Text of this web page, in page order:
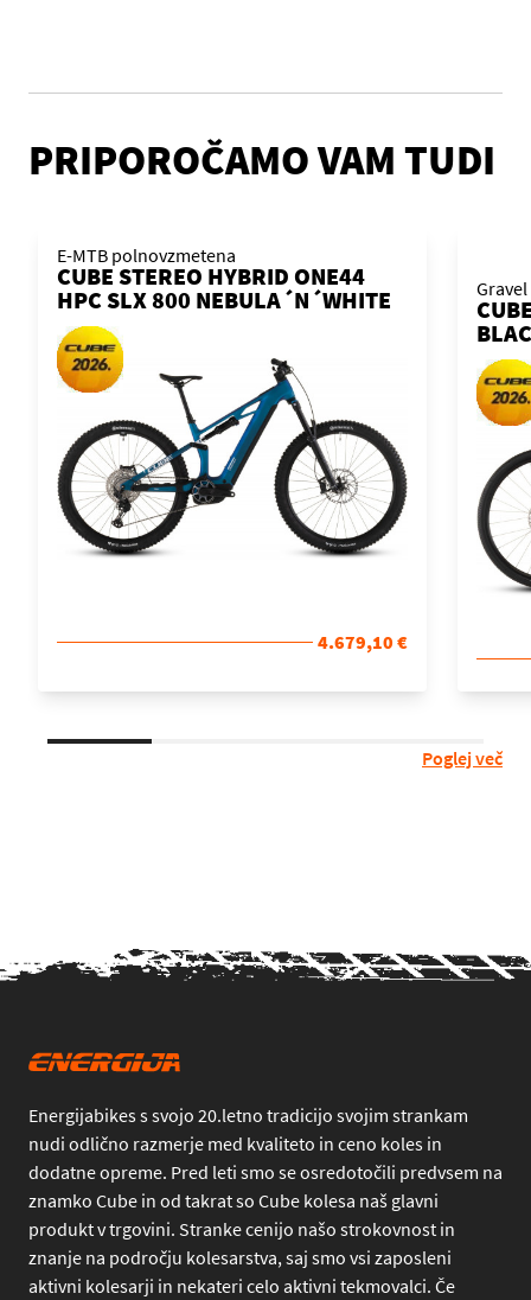
PRIPOROČAMO VAM TUDI
E-MTB polnovzmetena
CUBE STEREO HYBRID ONE44
HPC SLX 800 NEBULA´N´WHITE
2026 KOLO
4.679,10 €
Gravel
Poglej več
Energijabikes s svojo 20.letno tradicijo svojim strankam
nudi odlično razmerje med kvaliteto in ceno koles in
dodatne opreme. Pred leti smo se osredotočili predvsem na
znamko Cube in od takrat so Cube kolesa naš glavni
produkt v trgovini. Stranke cenijo našo strokovnost in
znanje na področju kolesarstva, saj smo vsi zaposleni
aktivni kolesarji in nekateri celo aktivni tekmovalci. Če